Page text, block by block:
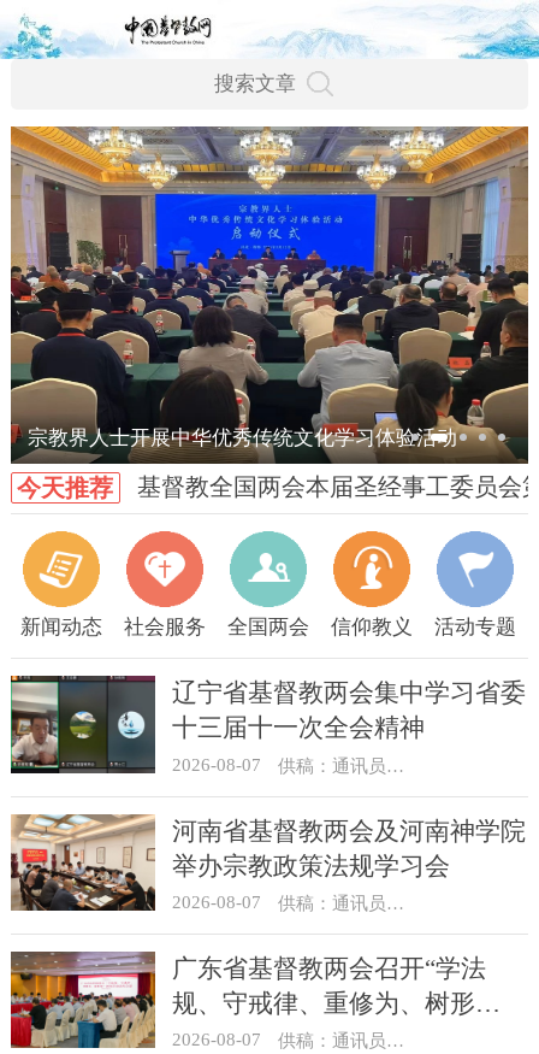
宗教界人士开展中华优秀传统文化学习体验活动
今天推荐 基督教全国两会本届圣经事工委员会
新闻动态 社会服务 全国两会 信仰教义 活动专题
辽宁省基督教两会集中学习省委
十三届十一次全会精神
2026-08-07 供稿：通讯员 顾利民
河南省基督教两会及河南神学院
举办宗教政策法规学习会
2026-08-07 供稿：通讯员 靳新元
广东省基督教两会召开“学法
规、守戒律、重修为、树形
象”教育活动总结会议
2026-08-07 供稿：通讯员 汪浩